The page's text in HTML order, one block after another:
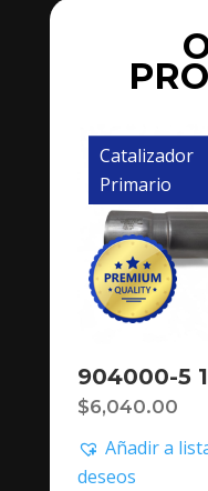
Catalizador
Primario
904000-5
$6,040.00
Añadir a
deseos